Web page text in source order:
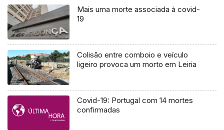
Mais uma morte associada à covid-
19
Colisão entre comboio e veículo
ligeiro provoca um morto em Leiria
Covid-19: Portugal com 14 mortes
confirmadas